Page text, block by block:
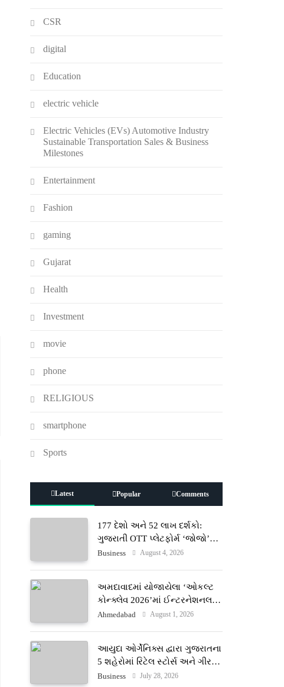
CSR
digital
Education
electric vehicle
Electric Vehicles (EVs) Automotive Industry
Sustainable Transportation Sales & Business
Milestones
Entertainment
Fashion
gaming
Gujarat
Health
Investment
movie
phone
RELIGIOUS
smartphone
Sports
Latest Popular Comments
177 દેશો અને 52 લાખ દર્શકો:
ગુજરાતી OTT પ્લેટફોર્મ ‘જોજો’
(JOJO) નો વિશ્વભરમાં દબદબો
Business August 4, 2026
અમદાવાદમાં યોજાયેલા ‘ઓકલ્ટ
કોન્ક્લેવ 2026’માં ઈન્ટરનેશનલ
ટેરોટ રીડર પુનિતજી લુલ્લા એ ટેરોટ
Ahmedabad August 1, 2026
આયુદા ઓર્ગેનિક્સ દ્વારા ગુજરાતના
5 શહેરોમાં રિટેલ સ્ટોર્સ અને ગીર
ગાયના વૈદિક વલોણા ઘી-દૂધની શુદ્ધ
Business July 28, 2026